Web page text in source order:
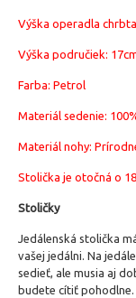
Výška operadla
Výška područiek:
Farba: Petrol
Materiál sedenie:
Materiál nohy:
Stolička je otočná o
Stoličky
Jedálenská stolička
vašej jedálni. Na
sedieť, ale musia aj
budete cítiť pohodlne.